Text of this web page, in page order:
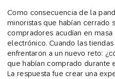
Como consecuencia de la
minoristas que habían cerrado
compradores acudían en
electrónico. Cuando las
enfrentaron a un nuevo reto:
que habían comprado durante
La respuesta fue crear una